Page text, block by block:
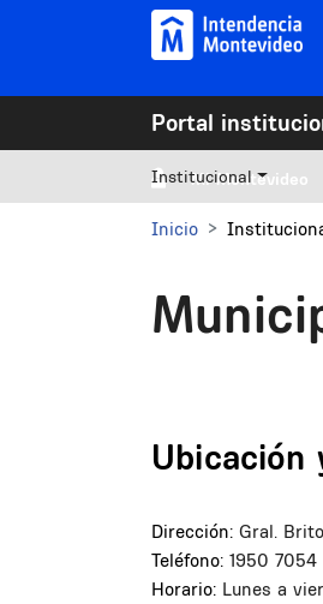
Pasar al contenido principal
Portal
Mi Montevideo
Institucional
Inicio
Ubicación
Dirección: Gral.
Teléfono: 1950 7054
Horario: Lunes a